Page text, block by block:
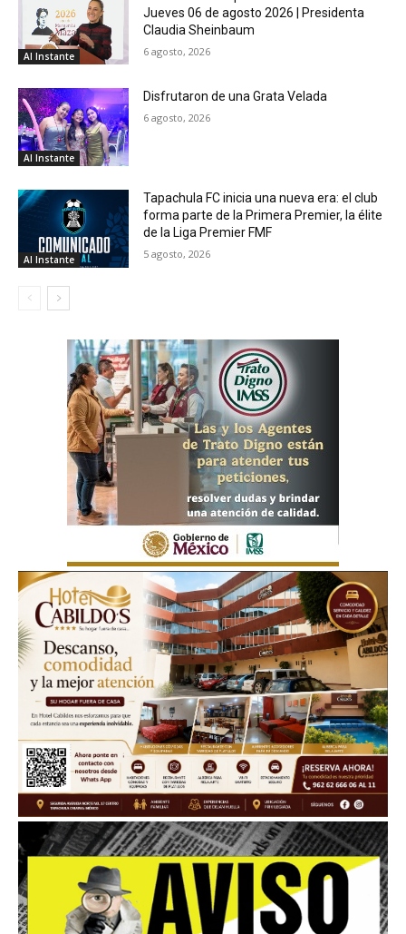
Al Instante
Jueves 06 de agosto 2026 | Presidenta
Claudia Sheinbaum
6 agosto, 2026
Al Instante
Disfrutaron de una Grata Velada
6 agosto, 2026
Al Instante
Tapachula FC inicia una nueva era: el club
forma parte de la Primera Premier, la élite
de la Liga Premier FMF
5 agosto, 2026